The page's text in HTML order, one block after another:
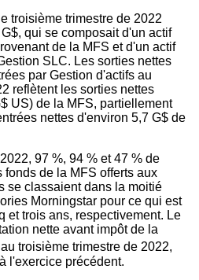
troisième trimestre de 2022
qui se composait d'un actif
de la MFS et d'un actif
SLC. Les sorties nettes
par Gestion d'actifs au
reflètent les sorties nettes
US) de la MFS, partiellement
nettes d'environ 5,7 G$ de
97 %, 94 % et 47 % de
fonds de la MFS offerts aux
se classaient dans la moitié
Morningstar pour ce qui est
et trois ans, respectivement. Le
nette avant impôt de la
troisième trimestre de 2022,
l'exercice précédent.